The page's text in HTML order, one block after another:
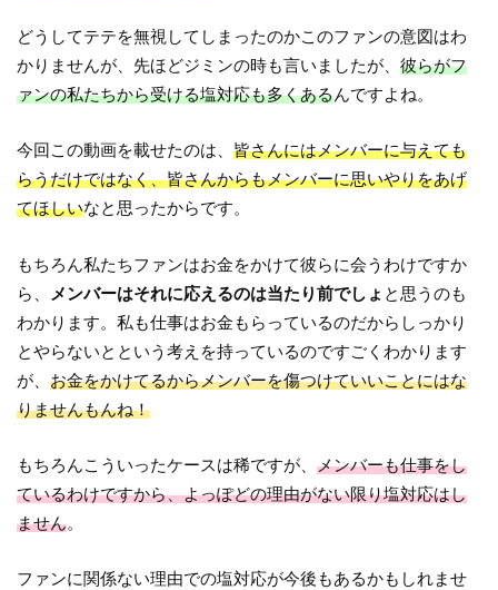
どうしてテテを無視してしまったのかこのファンの意図はわ
かりませんが、先ほどジミンの時も言いましたが、彼らがフ
ァンの私たちから受ける塩対応も多くあるんですよね。
今回この動画を載せたのは、皆さんにはメンバーに与えても
らうだけではなく、皆さんからもメンバーに思いやりをあげ
てほしいなと思ったからです。
もちろん私たちファンはお金をかけて彼らに会うわけですか
ら、
メンバーはそれに応えるのは当たり前でしょ と思うのも
わかります。私も仕事はお金もらっているのだからしっかり
とやらないとという考えを持っているのですごくわかります
が、お金をかけてるからメンバーを傷つけていいことにはな
りませんもんね！
もちろんこういったケースは稀ですが、メンバーも仕事をし
ているわけですから、よっぽどの理由がない限り塩対応はし
ません。
ファンに関係ない理由での塩対応が今後もあるかもしれませ